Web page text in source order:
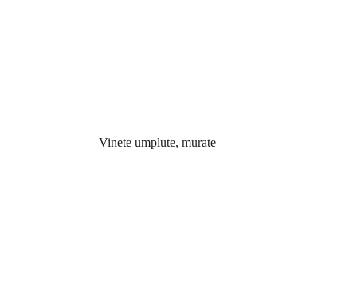
Vinete umplute, murate